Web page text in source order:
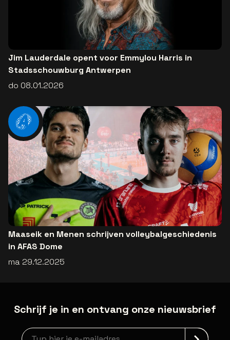
Jim Lauderdale opent voor Emmylou Harris in
Stadsschouwburg Antwerpen
do 08.01.2026
Maaseik en Menen schrijven volleybalgeschiedenis
in AFAS Dome
ma 29.12.2025
Schrijf je in en ontvang onze nieuwsbrief
Nieuwsbrief aanmelding